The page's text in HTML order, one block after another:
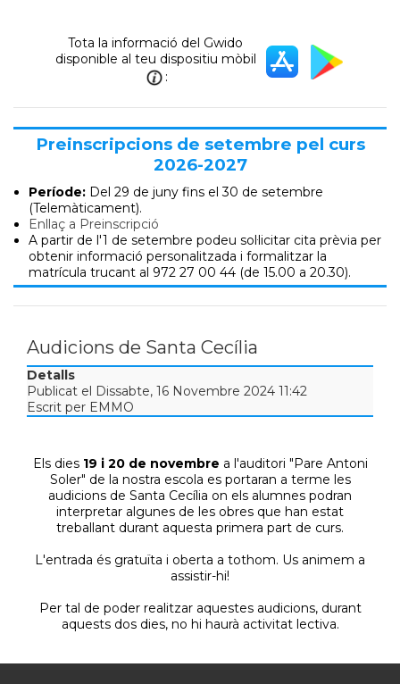
Tota la informació del Gwido
disponible al teu dispositiu mòbil
:
Preinscripcions de setembre pel curs
2026-2027
Període: Del 29 de juny fins el 30 de setembre
(Telemàticament).
Enllaç a Preinscripció
A partir de l'1 de setembre podeu sol·licitar cita prèvia per
obtenir informació personalitzada i formalitzar la
matrícula trucant al 972 27 00 44 (de 15.00 a 20.30).
Audicions de Santa Cecília
Detalls
Publicat el Dissabte, 16 Novembre 2024 11:42
Escrit per EMMO
Els dies 19 i 20 de novembre a l'auditori "Pare Antoni
Soler" de la nostra escola es portaran a terme les
audicions de Santa Cecília on els alumnes podran
interpretar algunes de les obres que han estat
treballant durant aquesta primera part de curs.
L'entrada és gratuïta i oberta a tothom. Us animem a
assistir-hi!
Per tal de poder realitzar aquestes audicions, durant
aquests dos dies, no hi haurà activitat lectiva.